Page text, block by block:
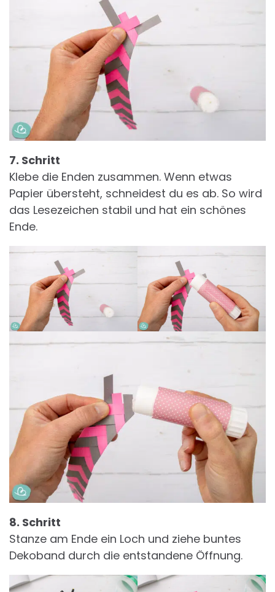
7. Schritt
Klebe die Enden zusammen. Wenn etwas
Papier übersteht, schneidest du es ab. So wird
das Lesezeichen stabil und hat ein schönes
Ende.
8. Schritt
Stanze am Ende ein Loch und ziehe buntes
Dekoband durch die entstandene Öffnung.